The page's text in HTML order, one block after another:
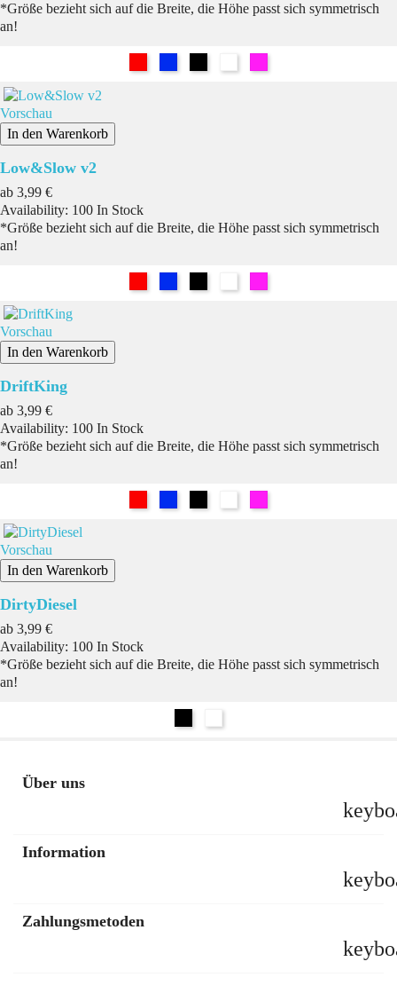
*Größe bezieht sich auf die Breite, die Höhe passt sich symmetrisch
an!
Vorschau
In den Warenkorb
Low&Slow v2
ab Preis
3,99 €
Availability: 100 In Stock
*Größe bezieht sich auf die Breite, die Höhe passt sich symmetrisch
an!
Vorschau
In den Warenkorb
DriftKing
ab Preis
3,99 €
Availability: 100 In Stock
*Größe bezieht sich auf die Breite, die Höhe passt sich symmetrisch
an!
Vorschau
In den Warenkorb
DirtyDiesel
ab Preis
3,99 €
Availability: 100 In Stock
*Größe bezieht sich auf die Breite, die Höhe passt sich symmetrisch
an!
Über uns
Information
Zahlungsmetoden